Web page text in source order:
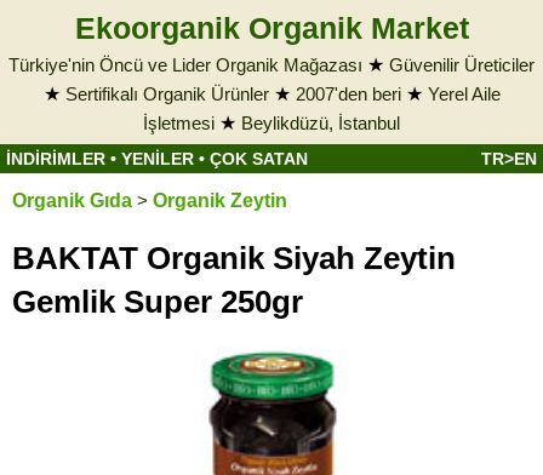
Ekoorganik Organik Market
Türkiye'nin Öncü ve Lider Organik Mağazası ★ Güvenilir Üreticiler
★ Sertifikalı Organik Ürünler★ 2007'den beri★ Yerel Aile
İşletmesi ★ Beylikdüzü, İstanbul
İNDİRİMLER • YENİLER • ÇOK SATAN TR>EN
Organik Gıda > Organik Zeytin
BAKTAT Organik Siyah Zeytin
Gemlik Super 250gr